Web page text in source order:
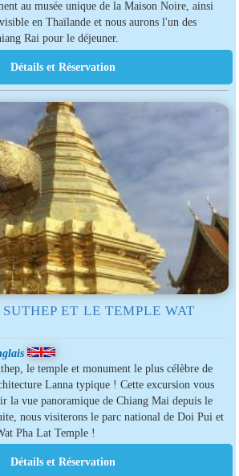
au musée unique de la Maison Noire, ainsi
en Thaïlande et nous aurons l'un des
Rai pour le déjeuner.
ET LE TEMPLE WAT
le temple et monument le plus célèbre de
Lanna typique ! Cette excursion vous
la vue panoramique de Chiang Mai depuis le
nous visiterons le parc national de Doi Pui et
Pha Lat Temple !